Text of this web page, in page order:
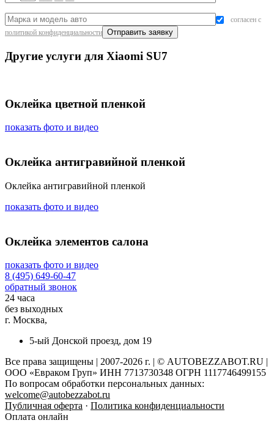
согласен с
политикой конфиденциальности
Другие услуги для Xiaomi SU7
Оклейка цветной пленкой
показать фото и видео
Оклейка антигравийной пленкой
Оклейка антигравийной пленкой
показать фото и видео
Оклейка элементов салона
показать фото и видео
8 (495) 649-60-47
обратный звонок
24 часа
без выходных
г. Москва,
5-ый Донской проезд, дом 19
Все права защищены | 2007-2026 г. | © AUTOBEZZABOT.RU |
ООО «Евраком Груп» ИНН 7713730348 ОГРН 1117746499155
По вопросам обработки персональных данных:
welcome@autobezzabot.ru
Публичная оферта · Политика конфиденциальности
Оплата онлайн